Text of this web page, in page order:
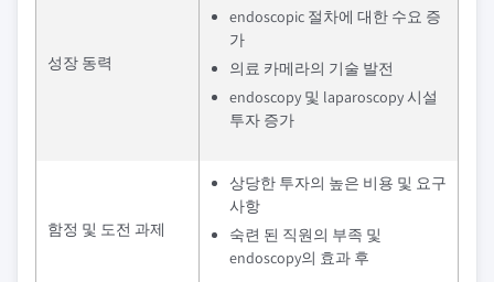
성장 동력
endoscopic 절차에 대한 수요 증
가
의료 카메라의 기술 발전
endoscopy 및 laparoscopy 시설
투자 증가
함정 및 도전 과제
상당한 투자의 높은 비용 및 요구
사항
숙련 된 직원의 부족 및
endoscopy의 효과 후